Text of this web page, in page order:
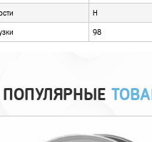
ПОПУЛЯРНЫЕ